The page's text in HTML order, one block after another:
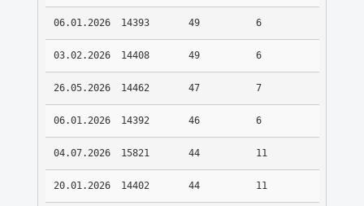
06.01.2026 14393 49 6
03.02.2026 14408 49 6
26.05.2026 14462 47 7
06.01.2026 14392 46 6
04.07.2026 15821 44 11
20.01.2026 14402 44 11